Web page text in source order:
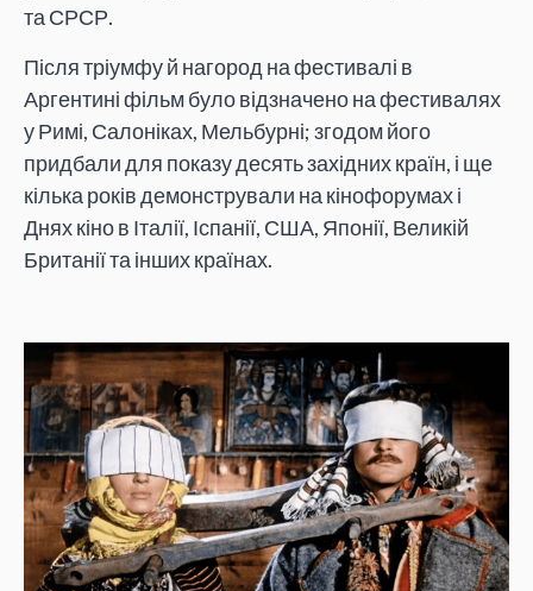
та СРСР.
Після тріумфу й нагород на фестивалі в
Аргентині фільм було відзначено на фестивалях
у Римі, Салоніках, Мельбурні; згодом його
придбали для показу десять західних країн, і ще
кілька років демонстрували на кінофорумах і
Днях кіно в Італії, Іспанії, США, Японії, Великій
Британії та інших країнах.